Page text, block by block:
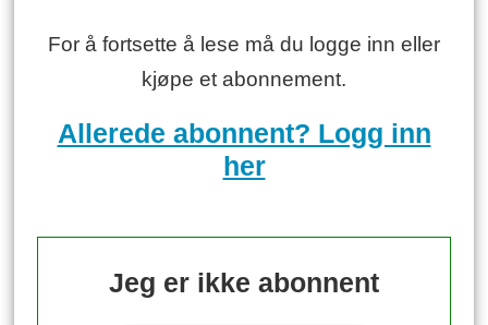
For å fortsette å lese må du logge inn eller
kjøpe et abonnement.
Allerede abonnent? Logg inn
her
Jeg er ikke abonnent